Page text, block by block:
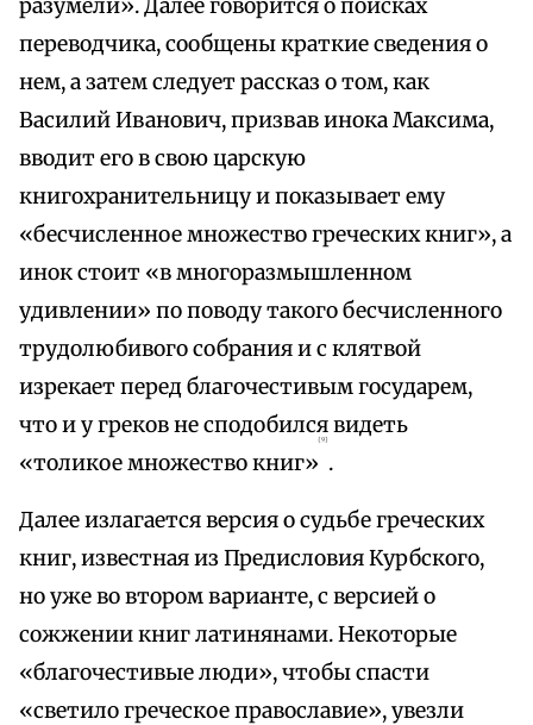
разумели». Далее говорится о поисках
переводчика, сообщены краткие сведения о
нем, а затем следует рассказ о том, как
Василий Иванович, призвав инока Максима,
вводит его в свою царскую
книгохранительницу и показывает ему
«бесчисленное множество греческих книг», а
инок стоит «в многоразмышленном
удивлении» по поводу такого бесчисленного
трудолюбивого собрания и с клятвой
изрекает перед благочестивым государем,
что и у греков не сподобился видеть
«толикое множество книг»
{9}
.
Далее излагается версия о судьбе греческих
книг, известная из Предисловия Курбского,
но уже во втором варианте, с версией о
сожжении книг латинянами. Некоторые
«благочестивые люди», чтобы спасти
«светило греческое православие», увезли